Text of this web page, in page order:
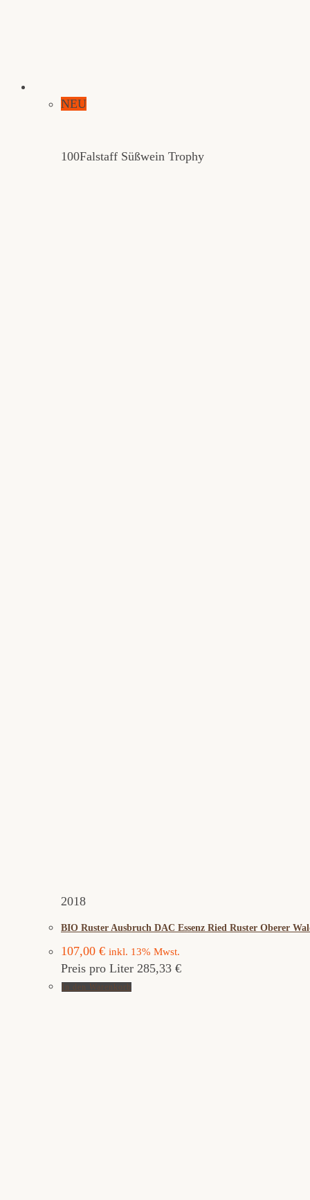
NEU
100Falstaff Süßwein Trophy
2018
BIO Ruster Ausbruch DAC Essenz Ried Ruster Oberer
107,00 € inkl. 13% Mwst.
Preis pro Liter 285,33 €
In den Warenkorb